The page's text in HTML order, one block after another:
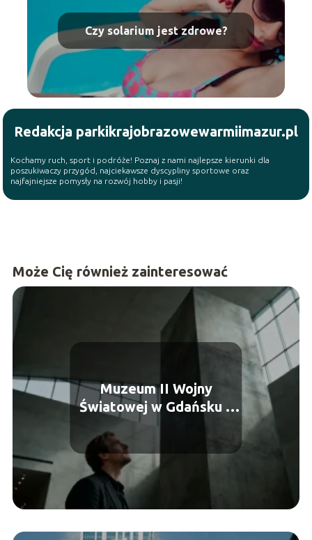
Czy solarium jest zdrowe?
Redakcja parkikrajobrazowewarmiimazur.pl
Kochamy ruch, sport i podróże! Poznaj z nami najlepsze kierunki dla
poszukiwaczy przygód, najciekawsze dyscypliny sportowe oraz
najfajniejsze pomysły na rozwój hobby i pasji!
Może Cię również zainteresować
Muzeum II Wojny
Światowej w Gdańsku –
zwiedzanie, wystawy,